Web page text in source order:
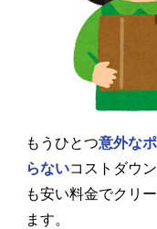
もうひとつ意外な
らないコストダウ
も安い料金でクリ
ます。